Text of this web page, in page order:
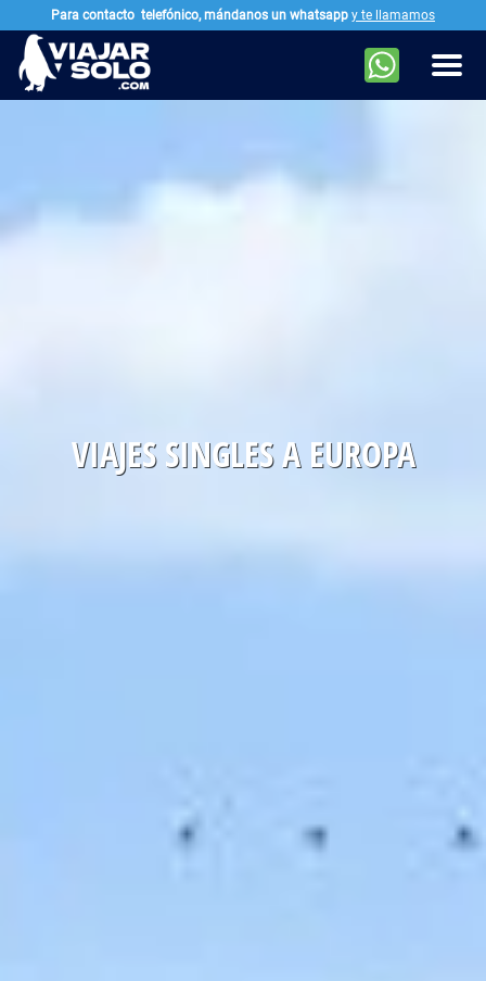
Ir al contenido principal
VIAJES SINGLES A EUROPA
Para contacto telefónico, mándanos un whatsapp y te llamamos